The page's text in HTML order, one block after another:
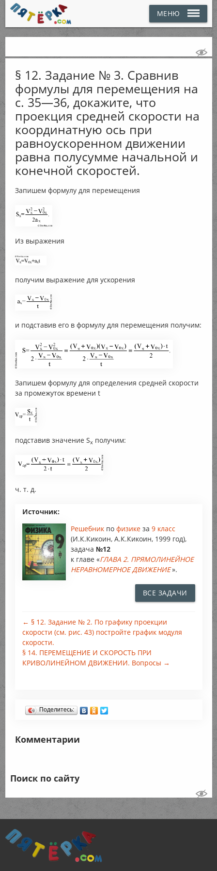
МЕНЮ
§ 12. Задание № 3. Сравнив
формулы для перемещения на
с. 35—36, докажите, что
проекция средней скорости на
координатную ось при
равноускоренном движении
равна полусумме начальной и
конечной скоростей.
Запишем формулу для перемещения
Из выражения
получим выражение для ускорения
и подставив его в формулу для перемещения получим:
Запишем формулу для определения средней скорости
за промежуток времени t
подставив значение Sxполучим:
ч. т. д.
Источник:
Решебник по физике за 9 класс
(И.К.Кикоин, А.К.Кикоин, 1999 год),
задача №12
к главе «ГЛАВА 2. ПРЯМОЛИНЕЙНОЕ
НЕРАВНОМЕРНОЕ ДВИЖЕНИЕ».
ВСЕ ЗАДАЧИ
← § 12. Задание № 2. По графику проекции
скорости (см. рис. 43) постройте график модуля
скорости.
§ 14. ПЕРЕМЕЩЕНИЕ И СКОРОСТЬ ПРИ
КРИВОЛИНЕЙНОМ ДВИЖЕНИИ. Вопросы →
Поделитесь:
Комментарии
Поиск по сайту